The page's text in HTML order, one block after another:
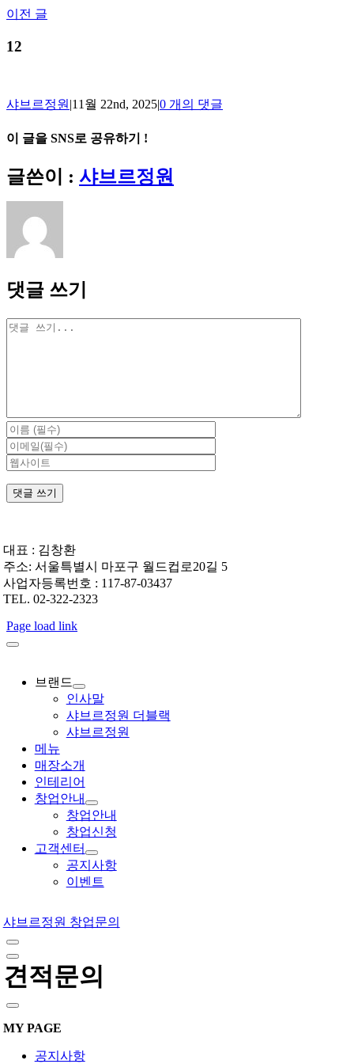
Skip
content
이전 글
12
샤브르정원|11월 22nd, 2025|0 개의 댓글
이 글을 SNS로 공유하기 !
Facebook
X
Reddit
LinkedIn
Tumblr
Pinterest
Vk
이
메
일
글쓴이 : 샤브르정원
댓글 쓰기
댓
대표 : 김창환
주소: 서울특별시 마포구 월드컵로20길 5
사업자등록번호 : 117-87-03437
TEL. 02-322-2323
Page load link
브랜드
인사말
샤브르정원 더블랙
샤브르정원
메뉴
매장소개
인테리어
창업안내
창업안내
창업신청
고객센터
공지사항
이벤트
샤브르정원 창업문의
견적문의
MY PAGE
공지사항